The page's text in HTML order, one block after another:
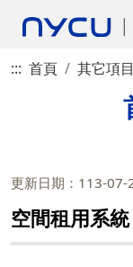
::: 首頁 其它項目
更新日期：113-07-
空間租用系統